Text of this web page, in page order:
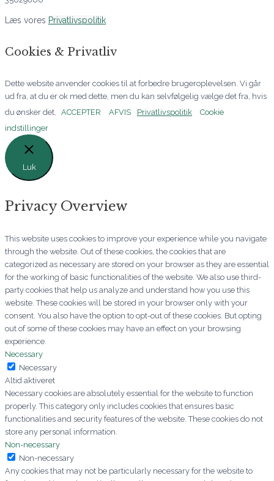
Læs vores Privatlivspolitik
Cookies & Privatliv
Dette website anvender cookies til at forbedre brugeroplevelsen. Vi går
ud fra, at du er ok med dette, men du kan selvfølgelig vælge det fra, hvis
du ønsker det.
ACCEPTER AFVIS Privatlivspolitik
Cookie
indstillinger
Luk
Privacy Overview
This website uses cookies to improve your experience while you navigate
through the website. Out of these cookies, the cookies that are
categorized as necessary are stored on your browser as they are essential
for the working of basic functionalities of the website. We also use third-
party cookies that help us analyze and understand how you use this
website. These cookies will be stored in your browser only with your
consent. You also have the option to opt-out of these cookies. But opting
out of some of these cookies may have an effect on your browsing
experience.
Necessary
Necessary
Altid aktiveret
Necessary cookies are absolutely essential for the website to function
properly. This category only includes cookies that ensures basic
functionalities and security features of the website. These cookies do not
store any personal information.
Non-necessary
Non-necessary
Any cookies that may not be particularly necessary for the website to